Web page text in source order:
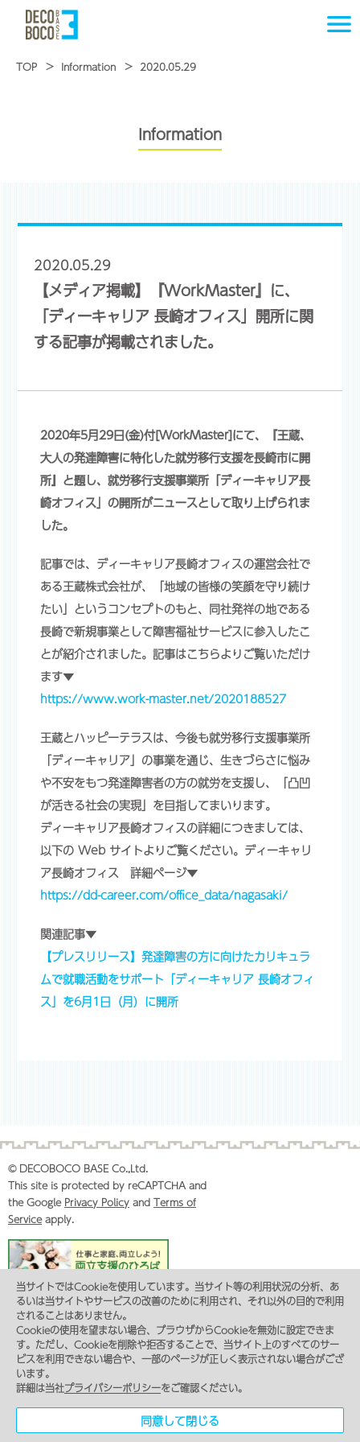
TOP Information 2020.05.29
Information
2020.05.29
【メディア掲載】『WorkMaster』に、
「ディーキャリア 長崎オフィス」開所に関
する記事が掲載されました。
2020年5月29日(金)付[WorkMaster]にて、『王蔵、
大人の発達障害に特化した就労移行支援を長崎市に開
所』と題し、就労移行支援事業所「ディーキャリア長
崎オフィス」の開所がニュースとして取り上げられま
した。
記事では、ディーキャリア長崎オフィスの運営会社で
ある王蔵株式会社が、「地域の皆様の笑顔を守り続け
たい」というコンセプトのもと、同社発祥の地である
長崎で新規事業として障害福祉サービスに参入したこ
とが紹介されました。記事はこちらよりご覧いただけ
ます▼
https://www.work-master.net/2020188527
王蔵とハッピーテラスは、今後も就労移行支援事業所
「ディーキャリア」の事業を通じ、生きづらさに悩み
や不安をもつ発達障害者の方の就労を支援し、「凸凹
が活きる社会の実現」を目指してまいります。
ディーキャリア長崎オフィスの詳細につきましては、
以下の Web サイトよりご覧ください。ディーキャリ
ア長崎オフィス 詳細ページ▼
https://dd-career.com/office_data/nagasaki/
関連記事▼
【プレスリリース】発達障害の方に向けたカリキュラ
ムで就職活動をサポート「ディーキャリア 長崎オフィ
ス」を6月1日（月）に開所
© DECOBOCO BASE Co.,Ltd.
This site is protected by reCAPTCHA and
the Google Privacy Policy and Terms of
Serviceapply.
プライバシーポリシー コンプライアンス
サイトマップ
カスタマーハラスメントに対する基本方針
東京都サービス管理責任者・児童発達支援管理責任者 研修のお申し込み
特定商取引法に基づく表記
当サイトではCookieを使用しています。当サイト等の利用状況の分析、あ
るいは当サイトやサービスの改善のために利用され、それ以外の目的で利用
されることはありません。
Cookieの使用を望まない場合、ブラウザからCookieを無効に設定できま
す。ただし、Cookieを削除や拒否することで、当サイト上のすべてのサー
ビスを利用できない場合や、一部のページが正しく表示されない場合がござ
います。
詳細は当社プライバシーポリシーをご確認ください。
同意して閉じる